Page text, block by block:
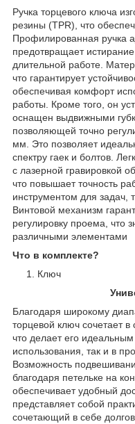
Ручка торцевого ключа
резины (TPR), что
Профилированная ручка
предотвращает
длительной работе.
что гарантирует
обеспечивая комфорт
работы. Кроме того, он
оснащен выдвижными
позволяющей точно
мм. Это позволяет
спектру гаек и болтов.
с лазерной гравировкой
что повышает точность
инструментом для задач,
Винтовой механизм
регулировку проема, что
различными элементами
Что в комплекте?
Ключ
Благодаря широкому
торцевой ключ сочетает в
что делает его
использования, так и в
Возможность
благодаря петельке на
обеспечивает удобный
представляет собой
сочетающий в себе